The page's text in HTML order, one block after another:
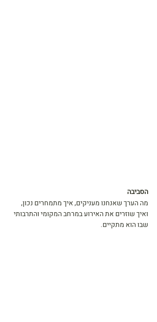
הסביבה
מה הערך שאנחנו מעניקים, איך מתמחרים נכון,
ואיך שוזרים את האירוע במרחב המקומי והתרבותי
שבו הוא מתקיים.